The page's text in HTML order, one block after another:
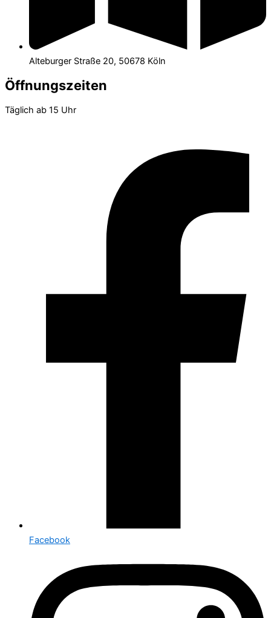
Alteburger Straße 20, 50678 Köln
Öffnungszeiten
Täglich ab 15 Uhr
Facebook